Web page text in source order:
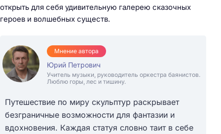
открыть для себя удивительную галерею сказочных
героев и волшебных существ.
Мнение автора
Юрий Петрович
Учитель музыки, руководитель оркестра баянистов.
Люблю горы, лес и тишину.
Путешествие по миру скульптур раскрывает
безграничные возможности для фантазии и
вдохновения. Каждая статуя словно таит в себе